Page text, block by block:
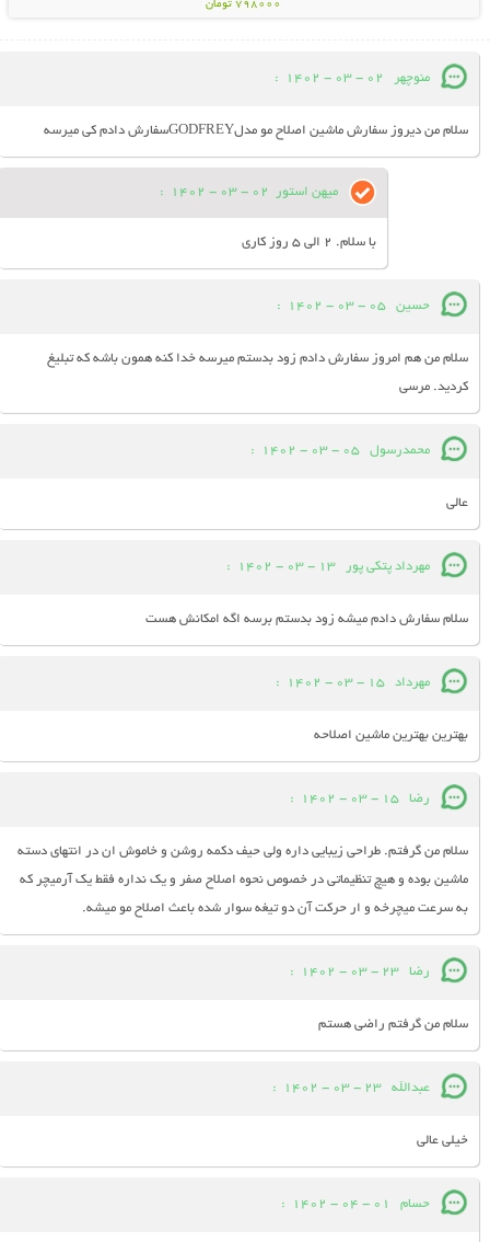
798000 تومان
منوچهر 02 - 03 - 1402
:
سلام من دیروز سفارش ماشین اصلاح مو مدلGODFREYسفارش دادم کی میرسه
میهن استور 02 - 03 - 1402
:
با سلام. 2 الی 5 روز کاری
حسین 05 - 03 - 1402
:
سلام من هم امروز سفارش دادم زود بدستم میرسه خدا کنه همون باشه که تبلیغ
کردید. مرسی
محمدرسول 05 - 03 - 1402
:
عالی
مهرداد پتکی پور 13 - 03 - 1402
:
سلام سفارش دادم میشه زود بدستم برسه اگه امکانش هست
مهرداد 15 - 03 - 1402
:
بهترین بهترین ماشین اصلاحه
رضا 15 - 03 - 1402
:
سلام من گرفتم. طراحی زیبایی داره ولی حیف دکمه روشن و خاموش ان در انتهای دسته
ماشین بوده و هیچ تنظیماتی در خصوص نحوه اصلاح صفر و یک نداره فقط یک آرمیچر که
به سرعت میچرخه و ار حرکت آن دو تیغه سوار شده باعث اصلاح مو میشه.
رضا 23 - 03 - 1402
:
سلام من گرفتم راضی هستم
عبدالله 23 - 03 - 1402
:
خیلی عالی
حسام 01 - 04 - 1402
: